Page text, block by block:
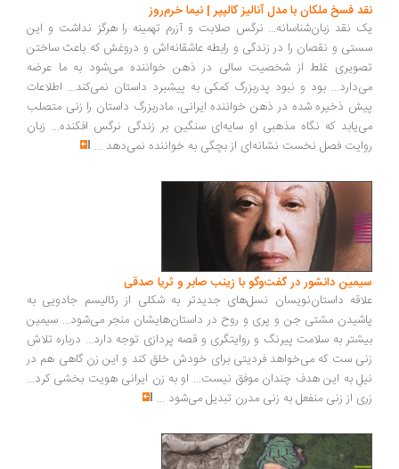
نقد فسخ ملکان با مدل آنالیز کالپپر | نیما خرم‌روز
یک نقد زبان‌شناسانه... نرگس صلابت و آزرم تهمینه را هرگز نداشت و این
سستی و نقصان را در زندگی و رابطه عاشقانه‌اش و دروغش که باعث ساختن
تصویری غلط از شخصیت سالی در ذهن خواننده می‌شود به ما عرضه
می‌دارد... بود و نبود پدربزرگ کمکی به پیشبرد داستان نمی‌کند... اطلاعات
پیش ذخیره شده در ذهن خواننده ایرانی، مادربزرگ داستان را زنی متصلب
می‌یابد که نگاه مذهبی او سایه‌ای سنگین بر زندگی نرگس افکنده... زبان
روایت فصل نخست نشانه‌ای از بچگی به خواننده نمی‌دهد ...
سیمین دانشور در گفت‌وگو با زینب صابر و ثریا صدقی
علاقه داستان‌نویسان نسل‌های جدیدتر به شکلی از رئالیسم جادویی به
پاشیدن مشتی جن و پری و روح در داستان‌هایشان منجر می‌شود... سیمین
بیشتر به سلامت پیرنگ و روایتگری و قصه پردازی توجه دارد... درباره تلاش
زنی ست که می‌خواهد فردیتی برای خودش خلق کند و این زن گاهی هم در
نیلِ به این هدف چندان موفق نیست... او به زن ایرانی هویت بخشی کرد...
زری از زنی منفعل به زنی مدرن تبدیل می‌شود ...